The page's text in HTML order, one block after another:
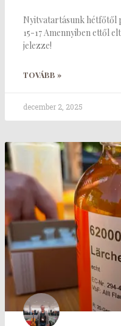
Nyitvatartásunk hétfőtől
15-17 Amennyiben ettől
jelezze!
TOVÁBB »
december 2, 2025